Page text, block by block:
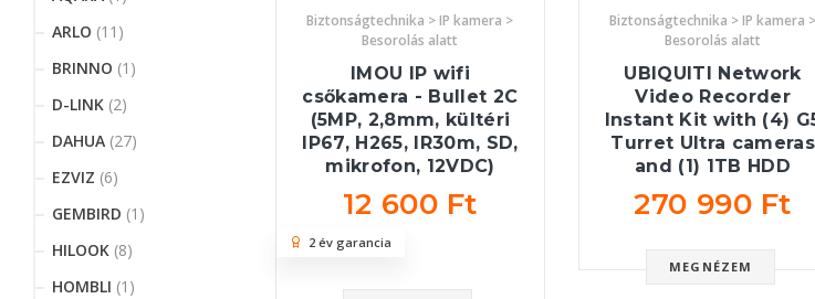
ARLO (11)
BRINNO (1)
D-LINK (2)
DAHUA (27)
EZVIZ (6)
GEMBIRD (1)
HILOOK (8)
HOMBLI (1)
Biztonságtechnika > IP kamera >
Besorolás alatt
IMOU IP wifi
csőkamera - Bullet 2C
(5MP, 2,8mm, kültéri
IP67, H265, IR30m, SD,
mikrofon, 12VDC)
12 600 Ft
2 év garancia
Biztonságtechnika > IP kamera >
Besorolás alatt
UBIQUITI Network
Video Recorder
Instant Kit with (4)
Turret Ultra cameras
and (1) 1TB HDD
270 990 Ft
MEGNÉZEM